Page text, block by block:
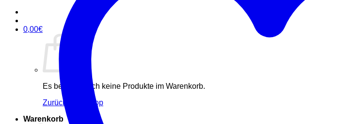
0,00€
Es befinden sich keine Produkte im Warenkorb.
Zurück zum Shop
Warenkorb